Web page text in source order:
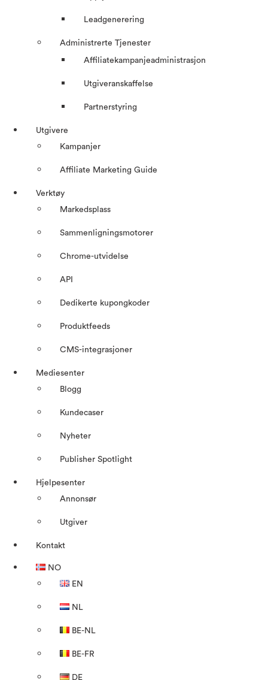
Leadgenerering
Administrerte Tjenester
Affiliatekampanjeadministrasjon
Utgiveranskaffelse
Partnerstyring
Utgivere
Kampanjer
Affiliate Marketing Guide
Verktøy
Markedsplass
Sammenligningsmotorer
Chrome-utvidelse
API
Dedikerte kupongkoder
Produktfeeds
CMS-integrasjoner
Mediesenter
Blogg
Kundecaser
Nyheter
Publisher Spotlight
Hjelpesenter
Annonsør
Utgiver
Kontakt
NO
EN
NL
BE-NL
BE-FR
DE